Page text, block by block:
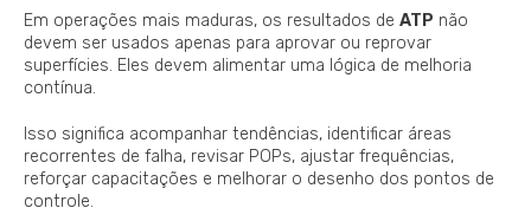
Em operações mais maduras, os resultados de ATP não
devem ser usados apenas para aprovar ou reprovar
superfícies. Eles devem alimentar uma lógica de melhoria
contínua.
Isso significa acompanhar tendências, identificar áreas
recorrentes de falha, revisar POPs, ajustar frequências,
reforçar capacitações e melhorar o desenho dos pontos de
controle.